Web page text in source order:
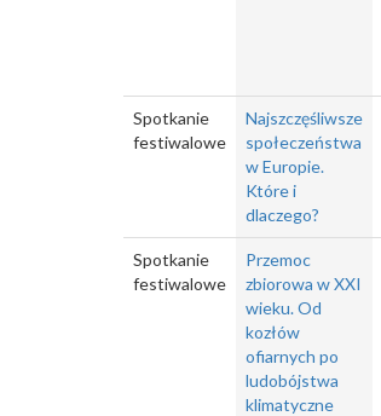
Spotkanie
festiwalowe
Najszczęśliwsze
społeczeństwa
w Europie.
Które i
dlaczego?
Spotkanie
festiwalowe
Przemoc
zbiorowa w XXI
wieku. Od
kozłów
ofiarnych po
ludobójstwa
klimatyczne